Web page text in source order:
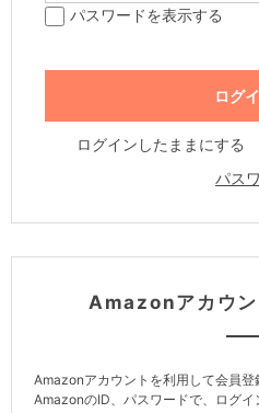
パスワードを表示する
ログインしたままにする
パス
Amazonアカウン
Amazonアカウントを利用して会員登
AmazonのID、パスワードで、ログイ